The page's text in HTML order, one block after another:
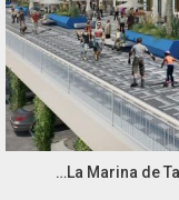
La Marina de